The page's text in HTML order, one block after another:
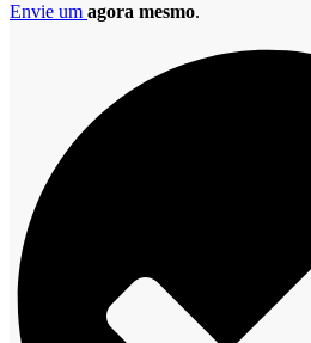
Envie um agora mesmo.